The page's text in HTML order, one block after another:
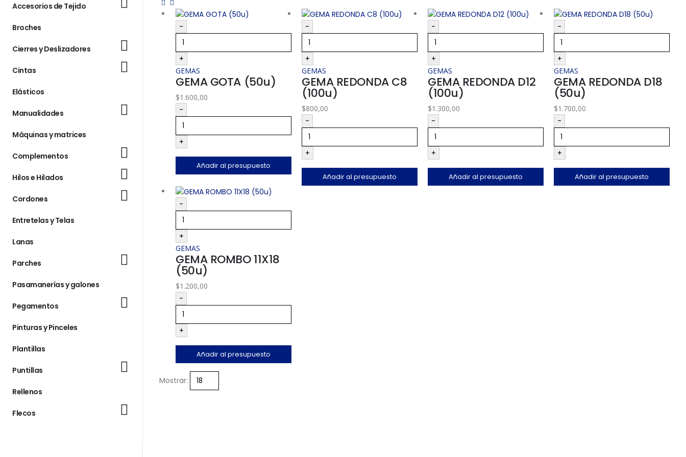
-
+
GEMAS
GEMA GOTA (50u)
$1.600,00
-
+
Añadir al presupuesto
-
+
GEMAS
GEMA REDONDA C8
(100u)
$800,00
-
+
Añadir al presupuesto
-
+
GEMAS
GEMA REDONDA D12
(100u)
$1.300,00
-
+
Añadir al presupuesto
-
+
GEMAS
GEMA REDONDA D18
(50u)
$1.700,00
-
+
Añadir al presupuesto
-
+
GEMAS
GEMA ROMBO 11X18
(50u)
$1.200,00
-
+
Añadir al presupuesto
Mostrar:
Accesorios de Tejido
Broches
Cierres y Deslizadores
Cintas
Elásticos
Manualidades
Máquinas y matrices
Complementos
Hilos e Hilados
Cordones
Entretelas y Telas
Lanas
Parches
Pasamanerías y galones
Pegamentos
Pinturas y Pinceles
Plantillas
Puntillas
Rellenos
Flecos